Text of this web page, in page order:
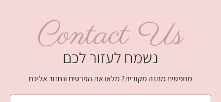
Contact Us
נשמח לעזור לכם
מחפשים מתנה מקורית? מלאו את הפרטים ונחזור אליכם